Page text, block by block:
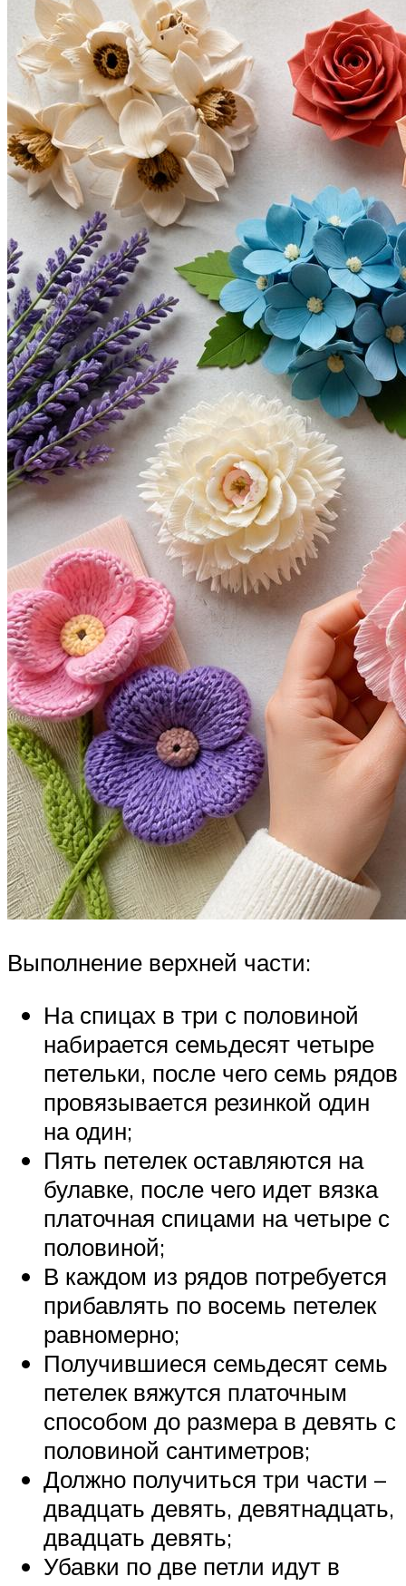
Выполнение верхней части:
На спицах в три с половиной
набирается семьдесят четыре
петельки, после чего семь рядов
провязывается резинкой один
на один;
Пять петелек оставляются на
булавке, после чего идет вязка
платочная спицами на четыре с
половиной;
В каждом из рядов потребуется
прибавлять по восемь петелек
равномерно;
Получившиеся семьдесят семь
петелек вяжутся платочным
способом до размера в девять с
половиной сантиметров;
Должно получиться три части –
двадцать девять, девятнадцать,
двадцать девять;
Убавки по две петли идут в